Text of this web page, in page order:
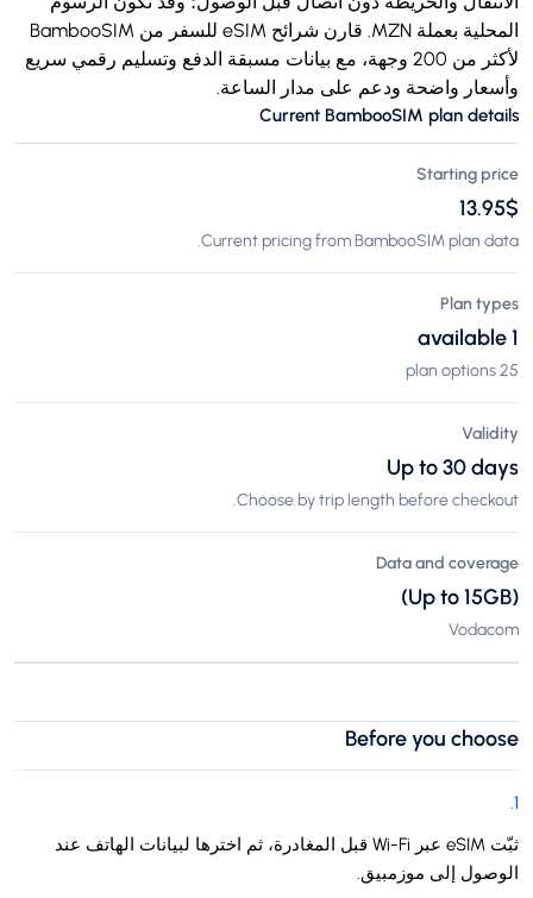
المحلية بعملة MZN. قارن شرائح eSIM للسفر من BambooSIM
لأكثر من 200 وجهة، مع بيانات مسبقة الدفع وتسليم رقمي سريع
وأسعار واضحة ودعم على مدار الساعة.
Current BambooSIM plan details
Starting price
$‏13.95
Current pricing from BambooSIM plan data.
Plan types
1 available
25 plan options
Validity
Up to 30 days
Choose by trip length before checkout.
Data and coverage
(Up to 15GB)
Vodacom
Before you choose
1
.
ثبّت eSIM عبر Wi-Fi قبل المغادرة، ثم اخترها لبيانات الهاتف عند
الوصول إلى موزمبيق.